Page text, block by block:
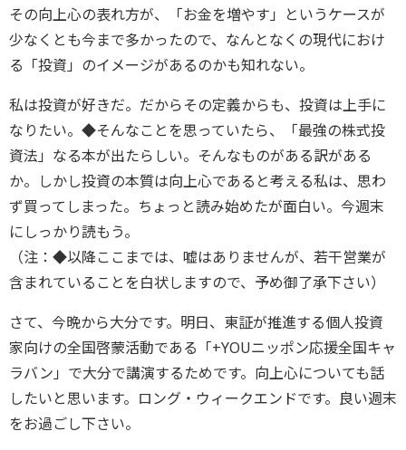
その向上心の表れ方が、「お金を増やす」というケースが
少なくとも今まで多かったので、なんとなくの現代におけ
る「投資」のイメージがあるのかも知れない。
私は投資が好きだ。だからその定義からも、投資は上手に
なりたい。◆そんなことを思っていたら、「最強の株式投
資法」なる本が出たらしい。そんなものがある訳がある
か。しかし投資の本質は向上心であると考える私は、思わ
ず買ってしまった。ちょっと読み始めたが面白い。今週末
にしっかり読もう。
（注：◆以降ここまでは、嘘はありませんが、若干営業が
含まれていることを白状しますので、予め御了承下さい）
さて、今晩から大分です。明日、東証が推進する個人投資
家向けの全国啓蒙活動である「+YOUニッポン応援全国キャ
ラバン」で大分で講演するためです。向上心についても話
したいと思います。ロング・ウィークエンドです。良い週末
をお過ごし下さい。